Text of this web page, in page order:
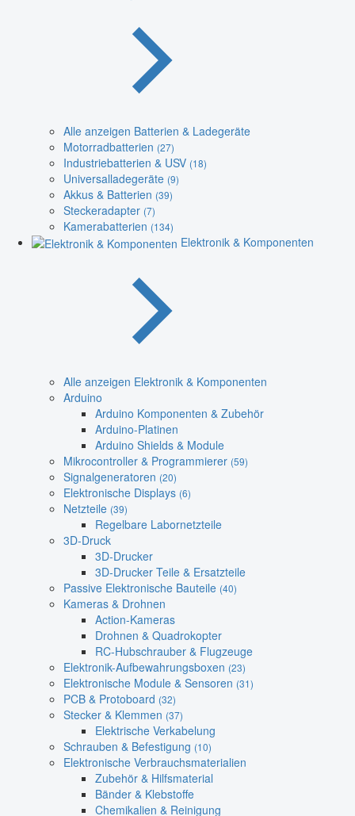
Alle anzeigen Batterien & Ladegeräte
Motorradbatterien (27)
Industriebatterien & USV (18)
Universalladegeräte (9)
Akkus & Batterien (39)
Steckeradapter (7)
Kamerabatterien (134)
Elektronik & Komponenten
Alle anzeigen Elektronik & Komponenten
Arduino
Arduino Komponenten & Zubehör
Arduino-Platinen
Arduino Shields & Module
Mikrocontroller & Programmierer (59)
Signalgeneratoren (20)
Elektronische Displays (6)
Netzteile (39)
Regelbare Labornetzteile
3D-Druck
3D-Drucker
3D-Drucker Teile & Ersatzteile
Passive Elektronische Bauteile (40)
Kameras & Drohnen
Action-Kameras
Drohnen & Quadrokopter
RC-Hubschrauber & Flugzeuge
Elektronik-Aufbewahrungsboxen (23)
Elektronische Module & Sensoren (31)
PCB & Protoboard (32)
Stecker & Klemmen (37)
Elektrische Verkabelung
Schrauben & Befestigung (10)
Elektronische Verbrauchsmaterialien
Zubehör & Hilfsmaterial
Bänder & Klebstoffe
Chemikalien & Reinigung